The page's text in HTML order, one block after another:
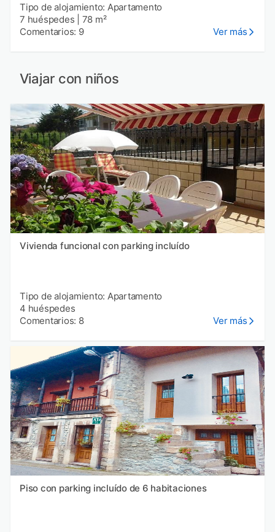
Tipo de alojamiento: Apartamento
7 huéspedes
78 m²
Comentarios: 9
Ver más
Viajar con niños
Vivienda funcional con parking incluído
Tipo de alojamiento: Apartamento
4 huéspedes
Comentarios: 8
Ver más
Piso con parking incluído de 6 habitaciones